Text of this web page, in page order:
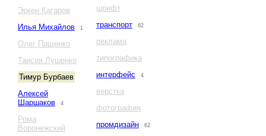
Эркен Кагаров
Илья Михайлов
1
Олег Пащенко
Таисия Лушенко
Тимур Бурбаев
Алексей
Шаршаков
4
Рома
Воронежский
шрифт
транспорт
62
реклама
типографика
интерфейс
4
верстка
фотография
промдизайн
62